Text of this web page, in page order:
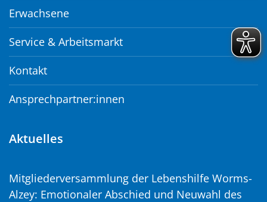
Erwachsene
Service & Arbeitsmarkt
Kontakt
Ansprechpartner:innen
Aktuelles
Mitgliederversammlung der Lebenshilfe Worms-
Alzey: Emotionaler Abschied und Neuwahl des